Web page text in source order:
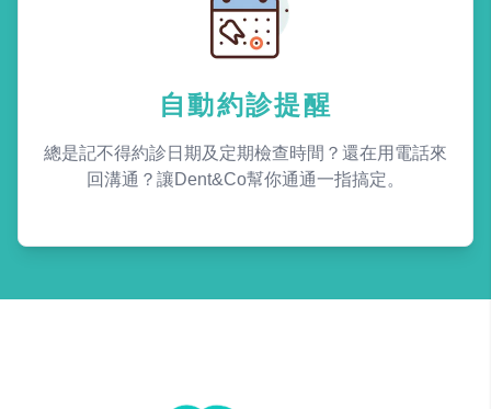
自動約診提醒
總是記不得約診日期及定期檢查時間？還在用電話來
回溝通？讓Dent&Co幫你通通一指搞定。